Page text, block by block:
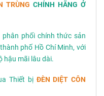
TRÙNG CHÍNH HÃNG Ở
phối chính thức sản
phố Hồ Chí Minh, với
hậu mãi lâu dài.
Thiết bịĐÈN DIỆT CÔN